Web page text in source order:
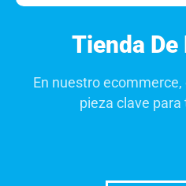
Tienda
En nuestro
pieza clave